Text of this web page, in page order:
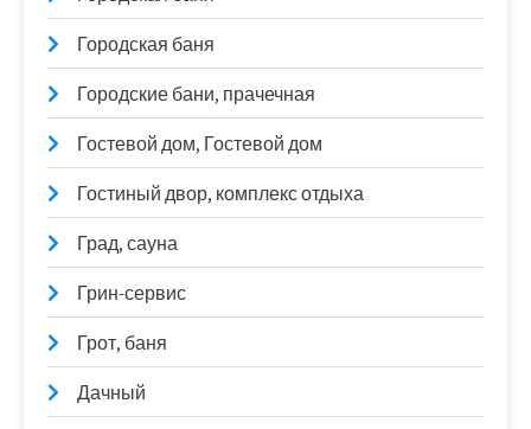
Городская баня
Городские бани, прачечная
Гостевой дом, Гостевой дом
Гостиный двор, комплекс отдыха
Град, сауна
Грин-сервис
Грот, баня
Дачный